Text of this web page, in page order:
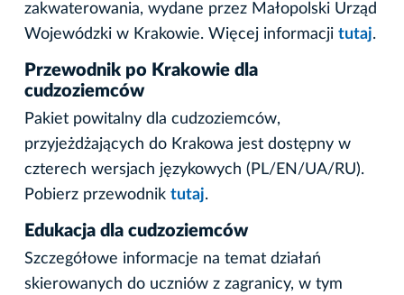
zakwaterowania, wydane przez Małopolski Urząd
Wojewódzki w Krakowie. Więcej informacji tutaj.
Przewodnik po Krakowie dla
cudzoziemców
Pakiet powitalny dla cudzoziemców,
przyjeżdżających do Krakowa jest dostępny w
czterech wersjach językowych (PL/EN/UA/RU).
Pobierz przewodnik tutaj.
Edukacja dla cudzoziemców
Szczegółowe informacje na temat działań
skierowanych do uczniów z zagranicy, w tym